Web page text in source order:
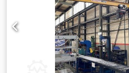
Baujahr: 2016 Crodpfszldiqex Aa
Geschwindigkeitsstufen: 2
Gesamthöhe: ca. 3800 mm
Maße Unterlegplatte: Ø ca. 630
nicht vor Ort geprüft werden, da
bereits vollständig demontiert ist.